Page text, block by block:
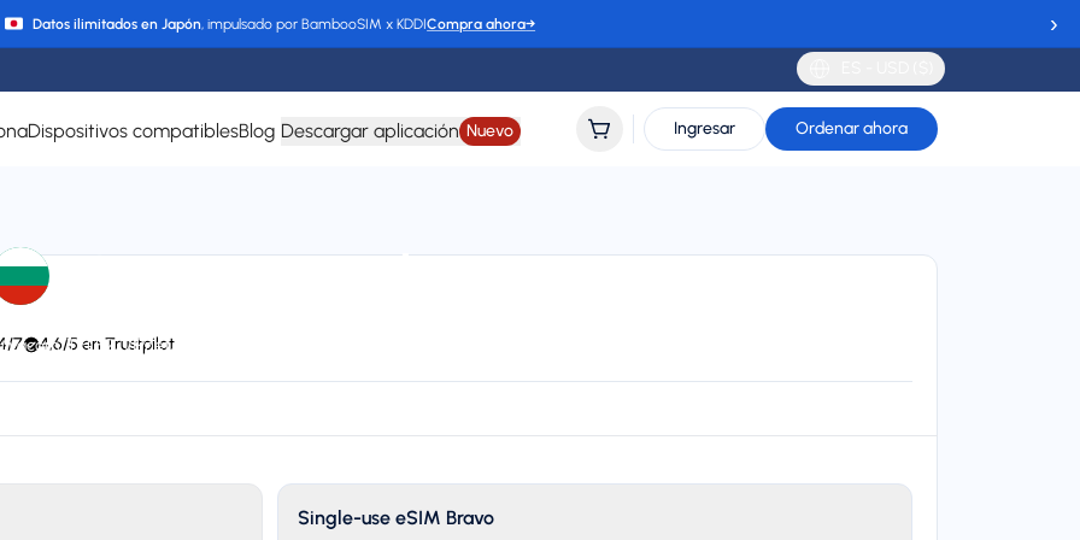
Datos ilimitados en Japón, impulsado por BambooSIM x KDDICompra ahora→ ›
Dispositivos compatiblesBlog Descargar aplicación Nuevo Ingresar Ordenar ahora
eSIM para Bulgaria
TELE2, VIPnet, cyta, O2, Vodafone, 3 DK, Telenor, TDC, AS EMT, DNA, Telia, NOVA, Landsiminn, Three, Meteor, TIM,
7 4,6/5 en Trustpilot
Single-use eSIM Bravo